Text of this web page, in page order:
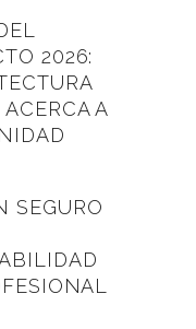
2026:
A
SEGURO